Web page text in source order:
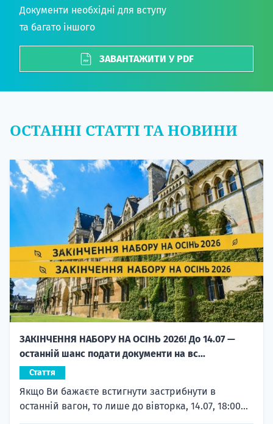
Документи необхідні для вступу
та багато іншого
ЗАВАНТАЖИТИ У PDF
ОСТАННІ СТАТТІ ТА НОВИНИ
ЗАКІНЧЕННЯ НАБОРУ НА ОСІНЬ 2026! До 14.07 —
останній шанс подати документи на вс...
Стаття
Якщо Ви бажаєте встигнути застрибнути в
останній вагон, то лише до вівторка, 14.07, 18:00...